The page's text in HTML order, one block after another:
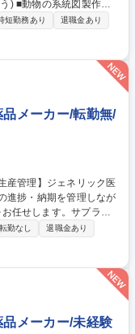
) ■動物の系統図製作、
ータ共有のための実験
いただくこともござい
様より頂載したプロジェ
。お客様に安心して任
。 【取引先】既存顧客を
短勤務あり
退職金あり
品メーカー/転勤無/
任せします。サプライ
の中核的な業務です。
生産計画立案 ■生産進
材料・仕掛品・製品の
・物流など関係部門との
・資料作成など営業事務
薬品メーカー/転勤無/
転勤なし
退職金あり
品メーカー/未経験